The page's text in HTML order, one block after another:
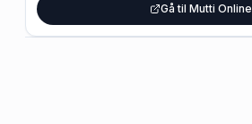
Gå til Mutti Online